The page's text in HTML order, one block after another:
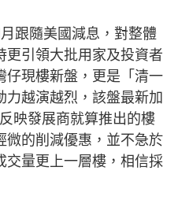
隨美國減息，對整體
更引領大批用家及投資者
仔現樓新盤，更是「清一
力越演越烈，該盤最新加
映發展商就算推出的樓
微的削減優惠，並不急於
交量更上一層樓，相信採